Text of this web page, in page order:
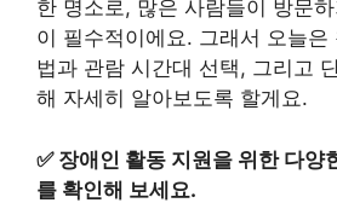
한 명소로, 많은 사람들이 방문
이 필수적이에요. 그래서 오늘은
법과 관람 시간대 선택, 그리고
해 자세히 알아보도록 할게요.
✅ 장애인 활동 지원을 위한 다양
를 확인해 보세요.